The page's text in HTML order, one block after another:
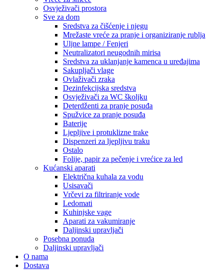
Osvježivači prostora
Sve za dom
Sredstva za čišćenje i njegu
Mrežaste vreće za pranje i organiziranje rublja
Uljne lampe / Fenjeri
Neutralizatori neugodnih mirisa
Sredstva za uklanjanje kamenca u uređajima
Sakupljači vlage
Ovlaživači zraka
Dezinfekcijska sredstva
Osvježivači za WC školjku
Deterdženti za pranje posuđa
Spužvice za pranje posuđa
Baterije
Ljepljive i protuklizne trake
Dispenzeri za ljepljivu traku
Ostalo
Folije, papir za pečenje i vrećice za led
Kućanski aparati
Električna kuhala za vodu
Usisavači
Vrčevi za filtriranje vode
Ledomati
Kuhinjske vage
Aparati za vakumiranje
Daljinski upravljači
Posebna ponuda
Daljinski upravljači
O nama
Dostava